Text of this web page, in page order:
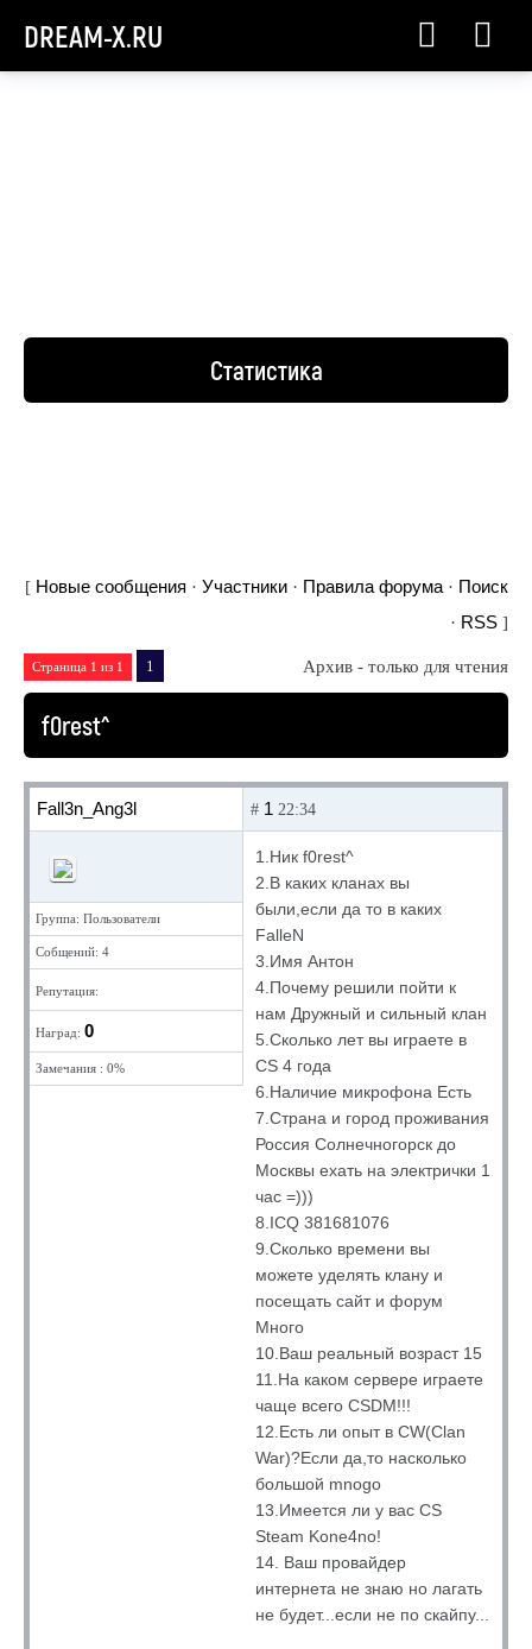
DREAM-X.RU
Статистика
[ Новые сообщения · Участники · Правила форума · Поиск
· RSS ]
Страница 1 из 1 1 Архив - только для чтения
f0rest^
Fall3n_Ang3l
Группа: Пользователи
Собщений: 4
Репутация:
Наград: 0
Замечания : 0%
# 1 22:34
1.Ник f0rest^
2.В каких кланах вы
были,если да то в каких
FalleN
3.Имя Антон
4.Почему решили пойти к
нам Дружный и сильный клан
5.Сколько лет вы играете в
CS 4 года
6.Наличие микрофона Есть
7.Страна и город проживания
Россия Солнечногорск до
Москвы ехать на электрички 1
час =)))
8.ICQ 381681076
9.Сколько времени вы
можете уделять клану и
посещать сайт и форум
Много
10.Ваш реальный возраст 15
11.На каком сервере играете
чаще всего CSDM!!!
12.Есть ли опыт в CW(Clan
War)?Если да,то насколько
большой mnogo
13.Имеется ли у вас CS
Steam Kone4no!
14. Ваш провайдер
интернета не знаю но лагать
не будет...если не по скайпу...